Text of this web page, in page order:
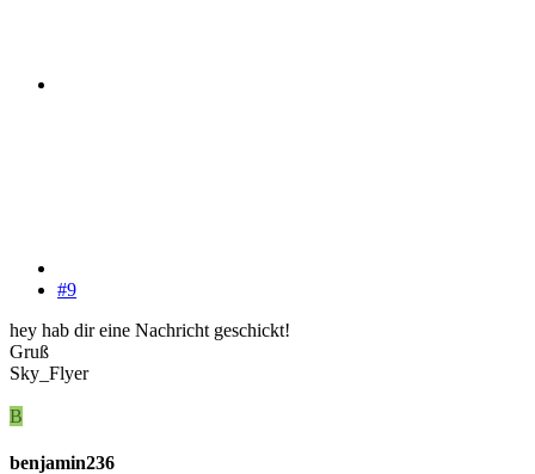
#9
hey hab dir eine Nachricht geschickt!
Gruß
Sky_Flyer
B
benjamin236